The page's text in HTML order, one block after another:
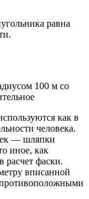
равна
как в
человека.
— шляпки
иное, как
расчет фаски.
вписанной